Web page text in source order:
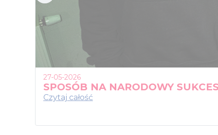
27-05-2026
SPOSÓB NA NARODOWY
Czytaj całość